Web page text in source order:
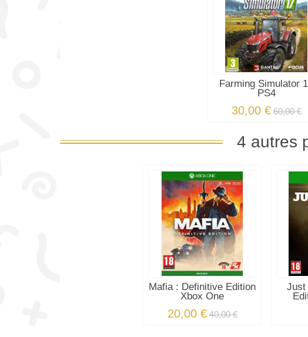
Farming Simulator
PS4
30,00 € 60,00 €
4 autres
Mafia : Definitive Edition
Xbox One
20,00 € 40,00 €
Just